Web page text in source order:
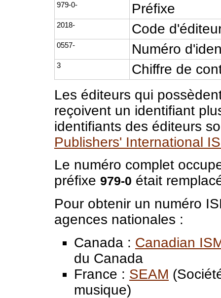
979-0-
Préfixe
2018- Code
0557- Numéro
3
Chiffre de
Les éditeurs qui
reçoivent un identifiant
identifiants des éditeurs
Publishers' International
Le numéro complet
préfixe 979-0 était
Pour obtenir un numéro
agences nationales :
Canada : Canadian
du Canada
France : SEAM
musique)